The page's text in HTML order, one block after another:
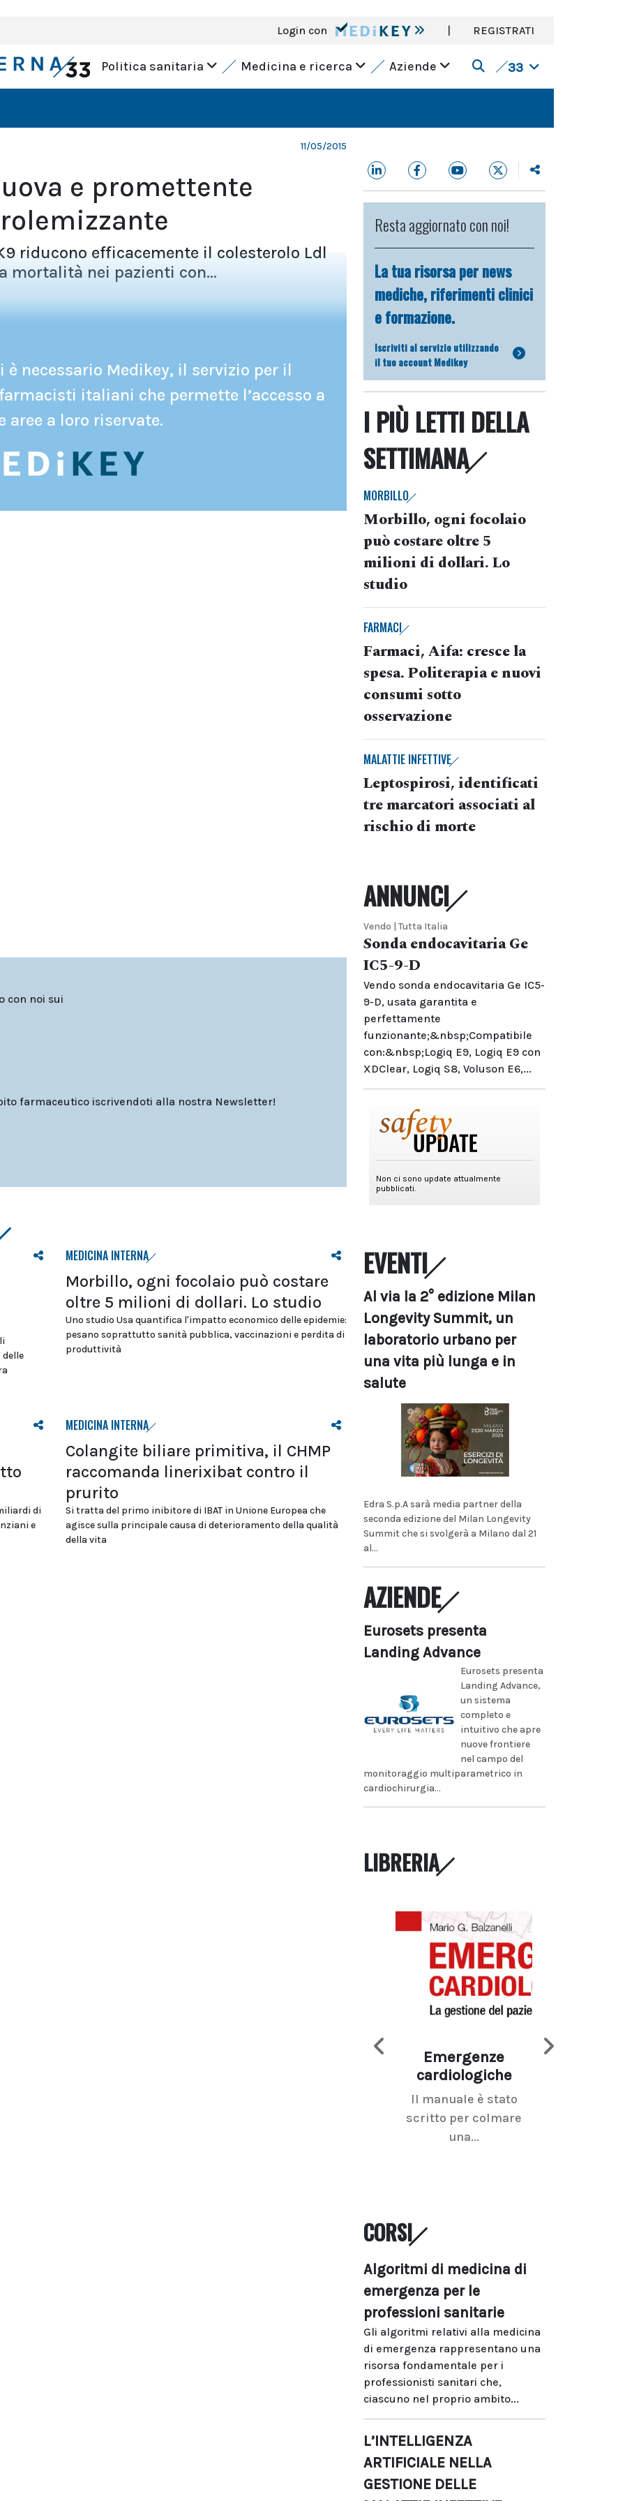
Login con | REGISTRATI
Politica sanitaria Medicina e ricerca Aziende 33
11/05/2015
e promettente
riducono efficacemente il colesterolo Ldl
mortalità nei pazienti con...
necessario Medikey, il servizio per il
italiani che permette l’accesso a
aree a loro riservate.
con noi sui
farmaceutico iscrivendoti alla nostra Newsletter!
MEDICINA INTERNA
Morbillo, ogni focolaio può costare
oltre 5 milioni di dollari. Lo studio
Uno studio Usa quantifica l'impatto economico delle epidemie:
pesano soprattutto sanità pubblica, vaccinazioni e perdita di
produttività
di
e
MEDICINA INTERNA
Colangite biliare primitiva, il CHMP
raccomanda linerixibat contro il
prurito
Si tratta del primo inibitore di IBAT in Unione Europea che
agisce sulla principale causa di deterioramento della qualità
della vita
Resta aggiornato con noi!
La tua risorsa per news
mediche, riferimenti clinici
e formazione.
Iscriviti al servizio utilizzando
il tuo account Medikey
I PIÙ LETTI DELLA
SETTIMANA
MORBILLO
Morbillo, ogni focolaio
può costare oltre 5
milioni di dollari. Lo
studio
FARMACI
Farmaci, Aifa: cresce la
spesa. Politerapia e nuovi
consumi sotto
osservazione
MALATTIE INFETTIVE
Leptospirosi, identificati
tre marcatori associati al
rischio di morte
ANNUNCI
Vendo | Tutta Italia
Sonda endocavitaria Ge
IC5-9-D
Vendo sonda endocavitaria Ge IC5-
9-D, usata garantita e
perfettamente
funzionante;&nbsp;Compatibile
con:&nbsp;Logiq E9, Logiq E9 con
XDClear, Logiq S8, Voluson E6,...
EVENTI
Al via la 2° edizione Milan
Longevity Summit, un
laboratorio urbano per
una vita più lunga e in
salute
Edra S.p.A sarà media partner della
seconda edizione del Milan Longevity
Summit che si svolgerà a Milano dal 21
al...
AZIENDE
Eurosets presenta
Landing Advance
Eurosets presenta
Landing Advance,
un sistema
completo e
intuitivo che apre
nuove frontiere
nel campo del
monitoraggio multiparametrico in
cardiochirurgia...
LIBRERIA
Emergenze
cardiologiche
Il manuale è stato
scritto per colmare
una...
CORSI
Algoritmi di medicina di
emergenza per le
professioni sanitarie
Gli algoritmi relativi alla medicina
di emergenza rappresentano una
risorsa fondamentale per i
professionisti sanitari che,
ciascuno nel proprio ambito...
L’INTELLIGENZA
ARTIFICIALE NELLA
GESTIONE DELLE